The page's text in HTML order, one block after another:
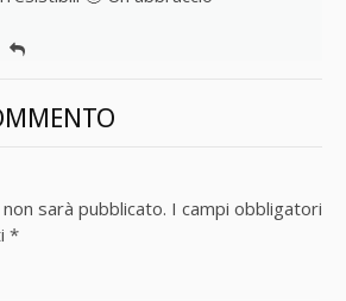
sarà pubblicato. I campi obbligatori
*